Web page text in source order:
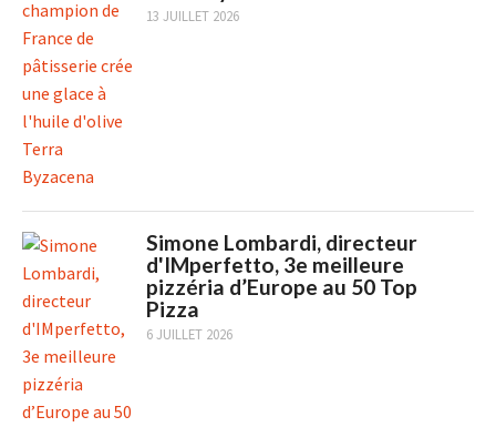
13 JUILLET 2026
Simone Lombardi, directeur
d'IMperfetto, 3e meilleure
pizzéria d’Europe au 50 Top
Pizza
6 JUILLET 2026